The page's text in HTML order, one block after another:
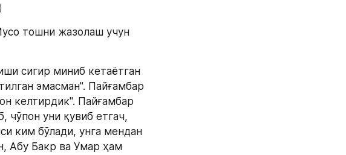
тошни жазолаш учун
сигир миниб кетаётган
эмасман". Пайғамбар
келтирдик". Пайғамбар
чўпон уни қувиб етгач,
ким бўлади, унга мендан
Абу Бакр ва Умар ҳам